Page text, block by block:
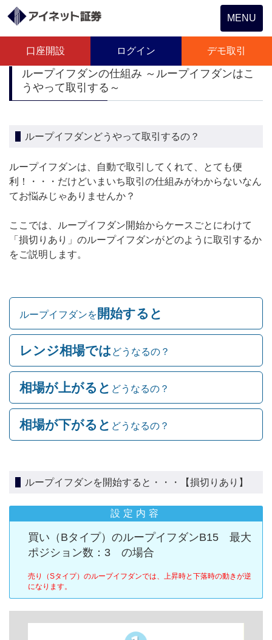
Toggle
navigation
MENU
口座開設 ログイン デモ取引
ループイフダンの仕組み ～ループイフダンはこ
うやって取引する～
ループイフダンどうやって取引するの？
ループイフダンは、自動で取引してくれて、とても便
利！・・・だけどいまいち取引の仕組みがわからないなん
てお悩みじゃありませんか？
ここでは、ループイフダン開始からケースごとにわけて
「損切りあり」のループイフダンがどのように取引するか
をご説明します。
ループイフダンを 開始すると
レンジ相場では どうなるの？
相場が上がると どうなるの？
相場が下がると どうなるの？
ループイフダンを開始すると・・・【損切りあり】
設定内容
買い（Bタイプ）のループイフダンB15 最大
ポジション数：3 の場合
売り（Sタイプ）のループイフダンでは、上昇時と下落時の動きが逆
になります。